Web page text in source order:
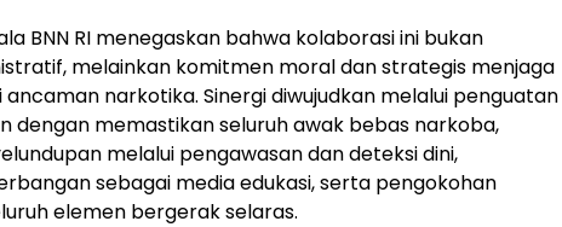
BNN RI menegaskan bahwa kolaborasi ini bukan
melainkan komitmen moral dan strategis menjaga
narkotika. Sinergi diwujudkan melalui penguatan
dengan memastikan seluruh awak bebas narkoba,
melalui pengawasan dan deteksi dini,
sebagai media edukasi, serta pengokohan
elemen bergerak selaras.